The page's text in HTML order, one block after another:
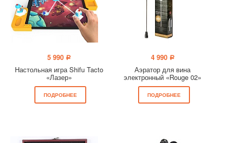
5 990 a
Настольная игра Shifu Tacto
«Лазер»
ПОДРОБНЕЕ
4 990 a
Аэратор для вина
электронный «Rouge 02»
ПОДРОБНЕЕ